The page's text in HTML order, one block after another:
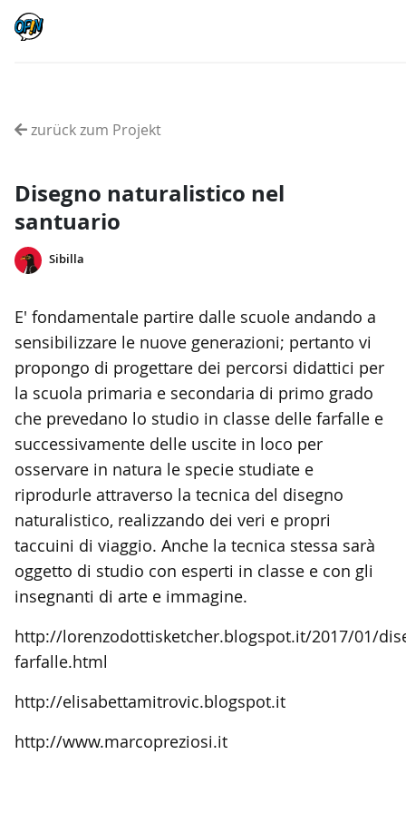
zurück zum Projekt
Disegno naturalistico nel
santuario
Sibilla
E' fondamentale partire dalle scuole andando a
sensibilizzare le nuove generazioni; pertanto vi
propongo di progettare dei percorsi didattici per
la scuola primaria e secondaria di primo grado
che prevedano lo studio in classe delle farfalle e
successivamente delle uscite in loco per
osservare in natura le specie studiate e
riprodurle attraverso la tecnica del disegno
naturalistico, realizzando dei veri e propri
taccuini di viaggio. Anche la tecnica stessa sarà
oggetto di studio con esperti in classe e con gli
insegnanti di arte e immagine.
http://lorenzodottisketcher.blogspot.it/2017/01/
farfalle.html
http://elisabettamitrovic.blogspot.it
http://www.marcopreziosi.it